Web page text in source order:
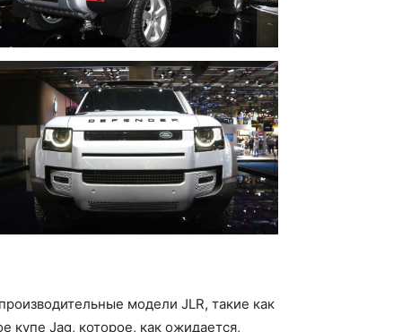
модели JLR, такие как
купе Jag, которое, как ожидается,